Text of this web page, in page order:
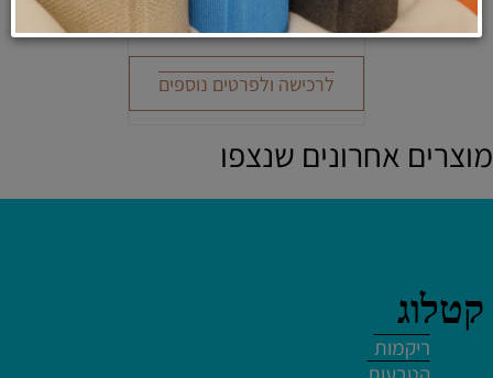
₪349
לרכישה ולפרטים נוספים
מוצרים אחרונים שנצפו
קטלוג
ריקמות
לחץ פעמיים לעריכת הטקסט